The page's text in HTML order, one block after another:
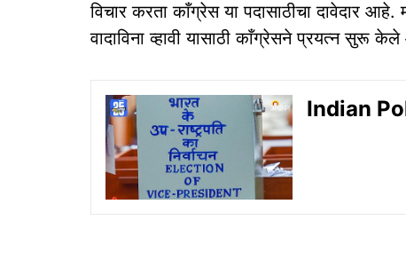
विचार करता काँग्रेस या पदासाठीचा दावेदार
वादाविना व्हावी यासाठी काँग्रेसने प्रयत्न सुरू
Indian